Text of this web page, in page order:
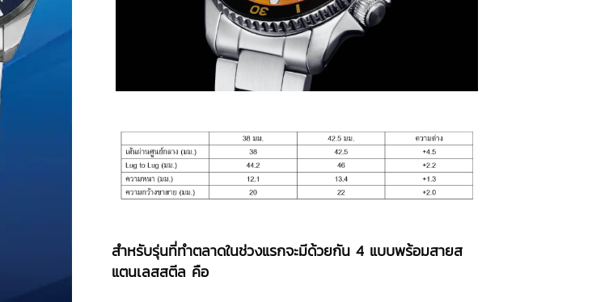
สำหรับรุ่นที่ทำตลาดในช่วงแรกจะมีด้วยกัน 4 แบบพร้อมสายส
แตนเลสสตีล คือ